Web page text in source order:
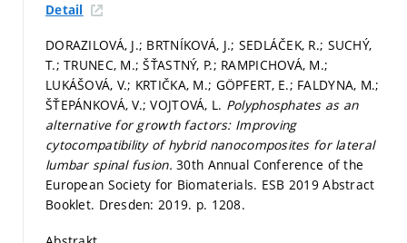
Detail
DORAZILOVÁ, J.; BRTNÍKOVÁ, J.; SEDLÁČEK, R.; SUCHÝ,
T.; TRUNEC, M.; ŠŤASTNÝ, P.; RAMPICHOVÁ, M.;
LUKÁŠOVÁ, V.; KRTIČKA, M.; GÖPFERT, E.; FALDYNA, M.;
ŠŤEPÁNKOVÁ, V.; VOJTOVÁ, L. Polyphosphates as an
alternative for growth factors: Improving
cytocompatibility of hybrid nanocomposites for lateral
lumbar spinal fusion.30th Annual Conference of the
European Society for Biomaterials. ESB 2019 Abstract
Booklet. Dresden: 2019. p. 1208.